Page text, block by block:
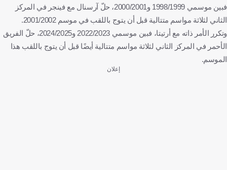
فبين موسمي 1998/1999 و2000/2001، حلّ آرسنال مع فينجر في المركز
الثاني لثلاثة مواسم متتالية قبل أن يتوج باللقب في موسم 2001/2002.
وتكرر الأمر ذاته مع أرتيتا، فبين موسمي 2022/2023 و2024/2025، حلّ الفريق
الأحمر في المركز الثاني لثلاثة مواسم متتالية أيضًا قبل أن يتوج باللقب هذا
الموسم.
إعلان